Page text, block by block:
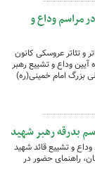
مراسم وداع و
و تئاتر عروسکی کانون
آیین وداع و تشییع رهبر
۱۳ تیر ۱۴۰۵ در مصلی بزرگ امام خمینی(ره)
بدرقه رهبر شهید
و تشییع قائد شهید
راهنمای حضور در